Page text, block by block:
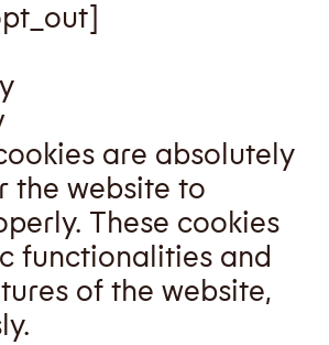
are absolutely
the website to
These cookies
functionalities and
of the website,